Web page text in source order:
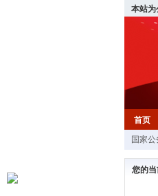
本站为
首页
安徽
国家公
您的当